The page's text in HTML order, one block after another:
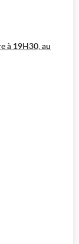
à 19H30, au